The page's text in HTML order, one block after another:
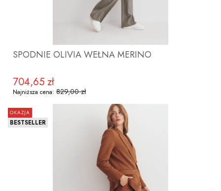
SPODNIE OLIVIA WEŁNA MERINO
Cena promocyjna
704,65 zł
Najniższa cena: 829,00 zł
ZOBACZ PRODUKT
OKAZJA
BESTSELLER